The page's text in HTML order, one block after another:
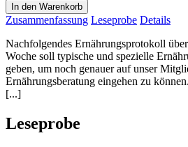
In den Warenkorb
Zusammenfassung Leseprobe Details
Nachfolgendes Ernährungsprotokoll
Woche soll typische und spezielle
geben, um noch genauer auf unser
Ernährungsberatung eingehen zu können.
[...]
Leseprobe